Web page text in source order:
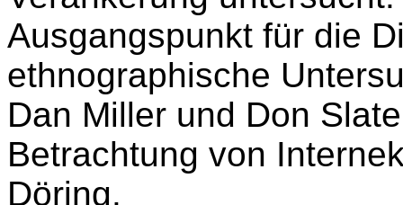
Ausgangspunkt für die
ethnographische
Dan Miller und Don
Betrachtung von
Döring.